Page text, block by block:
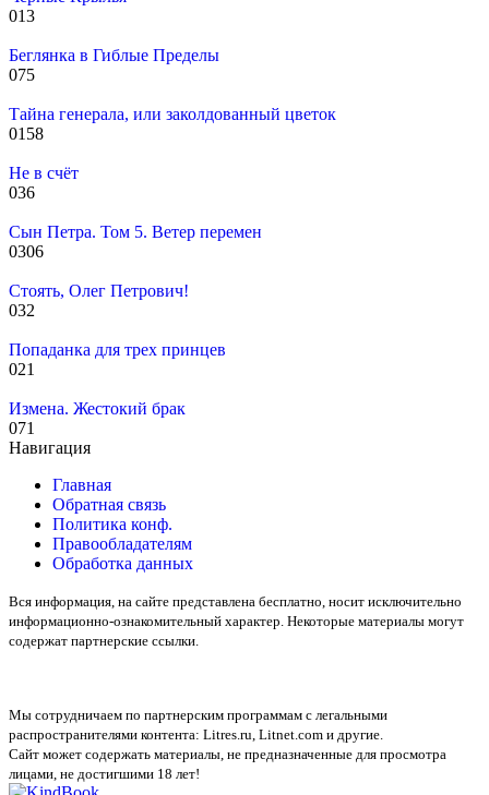
013
Беглянка в Гиблые Пределы
075
Тайна генерала, или заколдованный цветок
0158
Не в счёт
036
Сын Петра. Том 5. Ветер перемен
0306
Стоять, Олег Петрович!
032
Попаданка для трех принцев
021
Измена. Жестокий брак
071
Навигация
Главная
Обратная связь
Политика конф.
Правообладателям
Обработка данных
Вся информация, на сайте представлена бесплатно, носит исключительно
информационно-ознакомительный характер. Некоторые материалы могут
содержат партнерские ссылки.
Мы сотрудничаем по партнерским программам с легальными
распространителями контента: Litres.ru, Litnet.com и другие.
Сайт может содержать материалы, не предназначенные для просмотра
лицами, не достигшими 18 лет!